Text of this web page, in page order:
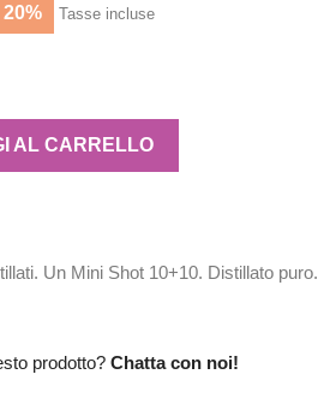
20% Tasse incluse
AL CARRELLO
Un Mini Shot 10+10. Distillato puro.
prodotto? Chatta con noi!